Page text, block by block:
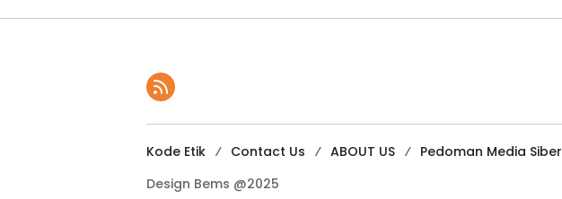
Kode Etik Contact Us ABOUT US Pedoman Media Siber
Design Bems @2025